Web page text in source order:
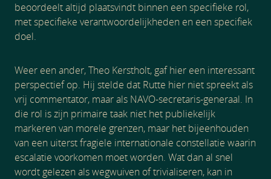
beoordeelt altijd plaatsvindt binnen een specifieke rol,
met specifieke verantwoordelijkheden en een specifiek
doel.
Weer een ander, Theo Kerstholt, gaf hier een interessant
perspectief op. Hij stelde dat Rutte hier niet spreekt als
vrij commentator, maar als NAVO-secretaris-generaal. In
die rol is zijn primaire taak niet het publiekelijk
markeren van morele grenzen, maar het bijeenhouden
van een uiterst fragiele internationale constellatie waarin
escalatie voorkomen moet worden. Wat dan al snel
wordt gelezen als wegwuiven of trivialiseren, kan in